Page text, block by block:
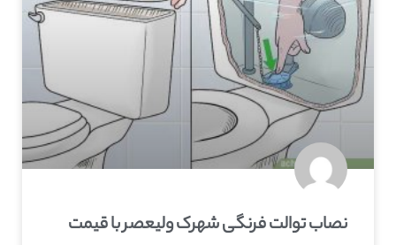
نصاب توالت فرنگی شهرک ولیعصر با قیمت